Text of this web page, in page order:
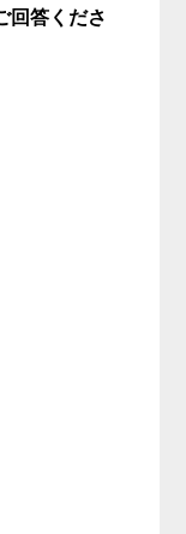
回答くださ